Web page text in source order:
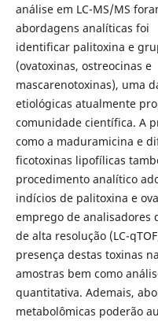
análise em LC-MS/MS
abordagens analíticas foi
identificar palitoxina e
(ovatoxinas, ostreocinas e
mascarenotoxinas), uma
etiológicas atualmente
comunidade científica. A
como a maduramicina e
ficotoxinas lipofílicas
procedimento analítico
indícios de palitoxina e
emprego de analisadores
de alta resolução (LC-
presença destas toxinas
amostras bem como
quantitativa. Ademais,
metabolômicas poderão